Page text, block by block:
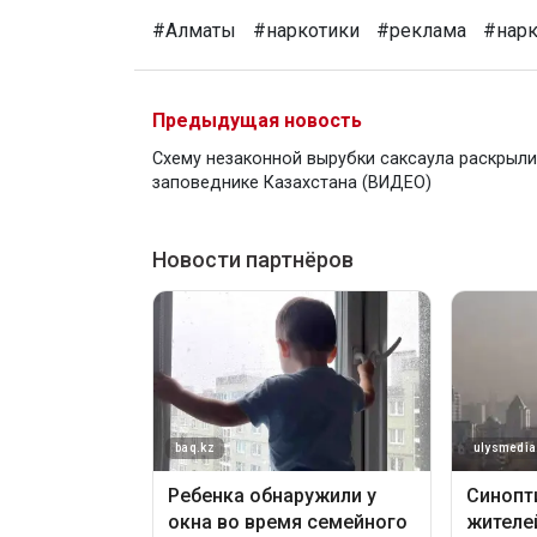
#Алматы #наркотики #реклама
Предыдущая новость
Схему незаконной вырубки саксаула
заповеднике Казахстана (ВИДЕО)